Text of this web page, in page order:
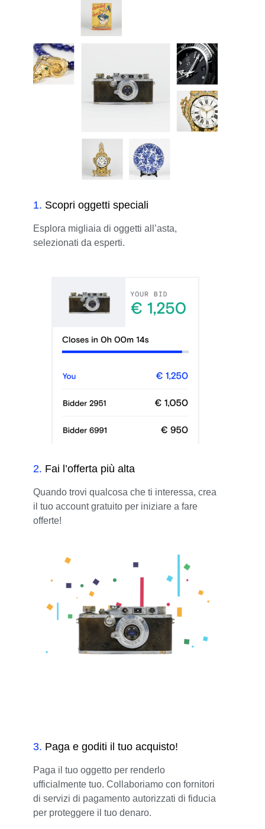
1. Scopri oggetti speciali
Esplora migliaia di oggetti all’asta,
selezionati da esperti.
2. Fai l’offerta più alta
Quando trovi qualcosa che ti interessa, crea
il tuo account gratuito per iniziare a fare
offerte!
3. Paga e goditi il tuo acquisto!
Paga il tuo oggetto per renderlo
ufficialmente tuo. Collaboriamo con fornitori
di servizi di pagamento autorizzati di fiducia
per proteggere il tuo denaro.